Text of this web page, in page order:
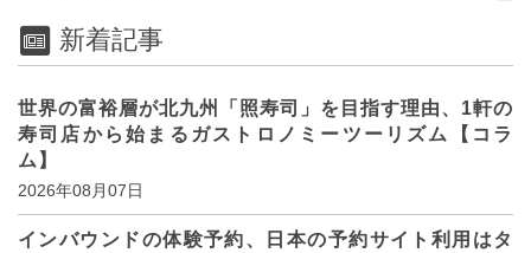
新着記事
世界の富裕層が北九州「照寿司」を目指す理由、1軒の
寿司店から始まるガストロノミーツーリズム【コラ
ム】
2026年08月07日
インバウンドの体験予約、日本の予約サイト利用はタ